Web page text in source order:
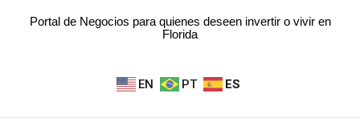
Portal de Negocios para quienes deseen invertir o vivir en
Florida
EN PT ES